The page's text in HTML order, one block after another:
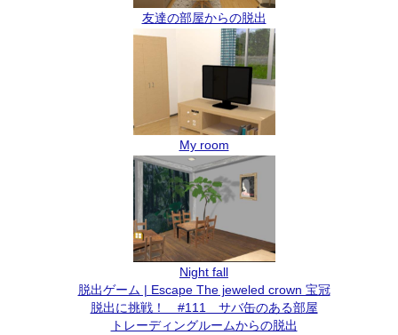
友達の部屋からの脱出
My room
Night fall
脱出ゲーム | Escape The jeweled crown 宝冠
脱出に挑戦！ #111 サバ缶のある部屋
トレーディングルームからの脱出